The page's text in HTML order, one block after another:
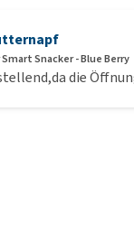
Snacker - Blue Berry
die